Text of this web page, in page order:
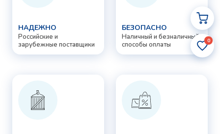
0
НАДЕЖНО
Российские и
зарубежные поставщики
БЕЗОПАСНО
Наличный и безналичный
способы оплаты